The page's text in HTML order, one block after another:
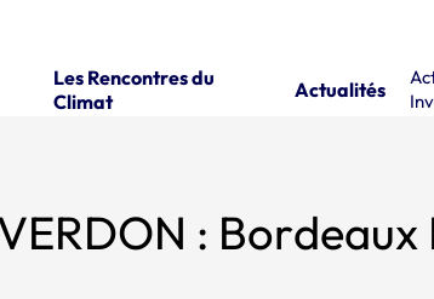
Les Rencontres du
Climat
Actualités
: